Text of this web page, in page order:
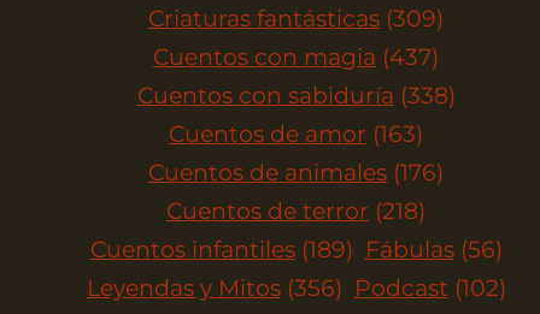
Criaturas fantásticas (309)
Cuentos con magia (437)
Cuentos con sabiduría (338)
Cuentos de amor (163)
Cuentos de animales (176)
Cuentos de terror (218)
Cuentos infantiles (189) Fábulas (56)
Leyendas y Mitos (356) Podcast (102)